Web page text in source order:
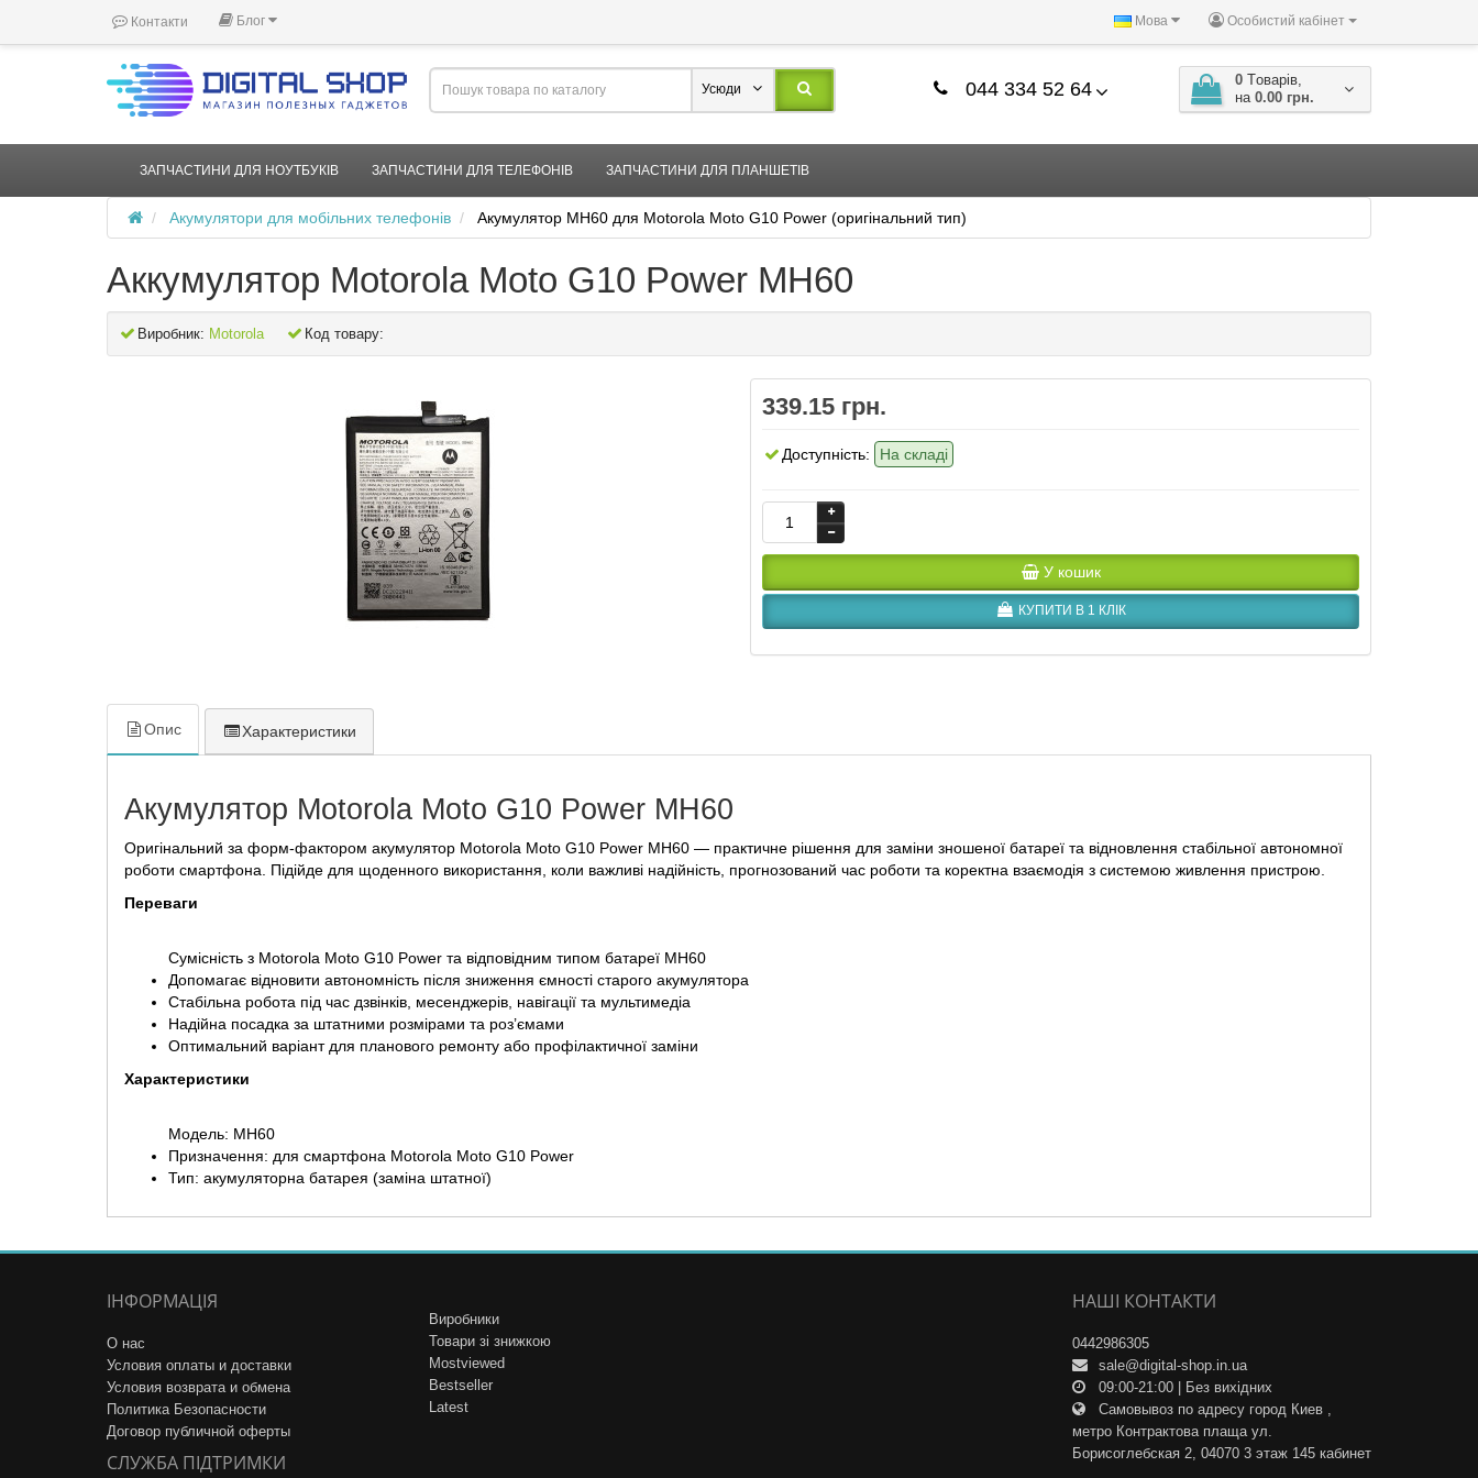
Контакти Блог Особистий кабінет
Мова
044 334 52 64 0 Tоварів,
на 0.00 грн.
Усюди
ЗАПЧАСТИНИ ДЛЯ НОУТБУКІВ ЗАПЧАСТИНИ ДЛЯ ТЕЛЕФОНІВ ЗАПЧАСТИНИ ДЛЯ ПЛАНШЕТІВ
Акумулятори для мобільних телефонів Акумулятор MH60 для Motorola Moto G10 Power (оригінальний тип)
Аккумулятор Motorola Moto G10 Power MH60
Виробник: Motorola Код товару:
339.15 грн.
Доступність: На складі
У кошик
КУПИТИ В 1 КЛІК
Опис Характеристики
Акумулятор Motorola Moto G10 Power MH60
Оригінальний за форм-фактором акумулятор Motorola Moto G10 Power MH60 — практичне рішення для заміни зношеної батареї та відновлення стабільної автономної
роботи смартфона. Підійде для щоденного використання, коли важливі надійність, прогнозований час роботи та коректна взаємодія з системою живлення пристрою.
Переваги
Сумісність з Motorola Moto G10 Power та відповідним типом батареї MH60
Допомагає відновити автономність після зниження ємності старого акумулятора
Стабільна робота під час дзвінків, месенджерів, навігації та мультимедіа
Надійна посадка за штатними розмірами та роз’ємами
Оптимальний варіант для планового ремонту або профілактичної заміни
Характеристики
Модель: MH60
Призначення: для смартфона Motorola Moto G10 Power
Тип: акумуляторна батарея (заміна штатної)
ІНФОРМАЦІЯ
О нас
Условия оплаты и доставки
Условия возврата и обмена
Политика Безопасности
Договор публичной оферты
СЛУЖБА ПІДТРИМКИ
Виробники
Товари зі знижкою
Mostviewed
Bestseller
Latest
НАШІ КОНТАКТИ
0442986305
sale@digital-shop.in.ua
09:00-21:00 | Без вихідних
Самовывоз по адресу город Киев ,
метро Контрактова плаща ул.
Борисоглебская 2, 04070 3 этаж 145 кабинет